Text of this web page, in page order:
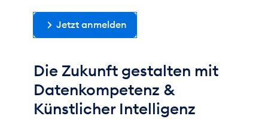
Jetzt anmelden
Die Zukunft gestalten mit
Datenkompetenz &
Künstlicher Intelligenz